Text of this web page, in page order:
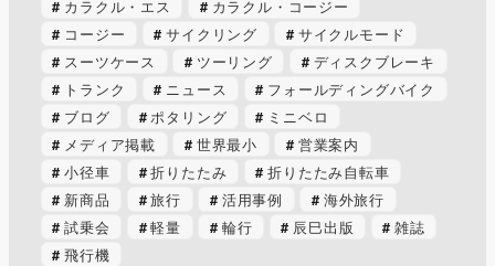
カラクル・エス
カラクル・コージー
コージー
サイクリング
サイクルモード
スーツケース
ツーリング
ディスクブレーキ
トランク
ニュース
フォールディングバイク
ブログ
ポタリング
ミニベロ
メディア掲載
世界最小
営業案内
小径車
折りたたみ
折りたたみ自転車
新商品
旅行 活用事例
海外旅行
試乗会
軽量 輪行 辰巳出版
雑誌
飛行機